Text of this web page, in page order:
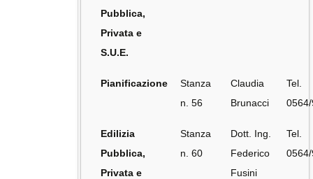
Pubblica,
Privata e
S.U.E.
Pianificazione
Stanza
n. 56
Claudia
Brunacci
Tel.
Edilizia
Pubblica,
Privata e
Stanza
n. 60
Dott. Ing.
Federico
Fusini
Tel.